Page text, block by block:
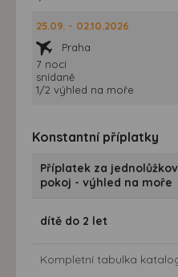
25.09. - 02.10.2026
Praha
7 nocí
snídaně
1/2 výhled na moře
Konstantní příplatky
Příplatek za
pokoj - výhled na moře
dítě do 2 let
Kompletní tabulka